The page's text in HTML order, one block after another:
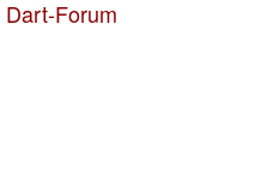
Dart-Forum